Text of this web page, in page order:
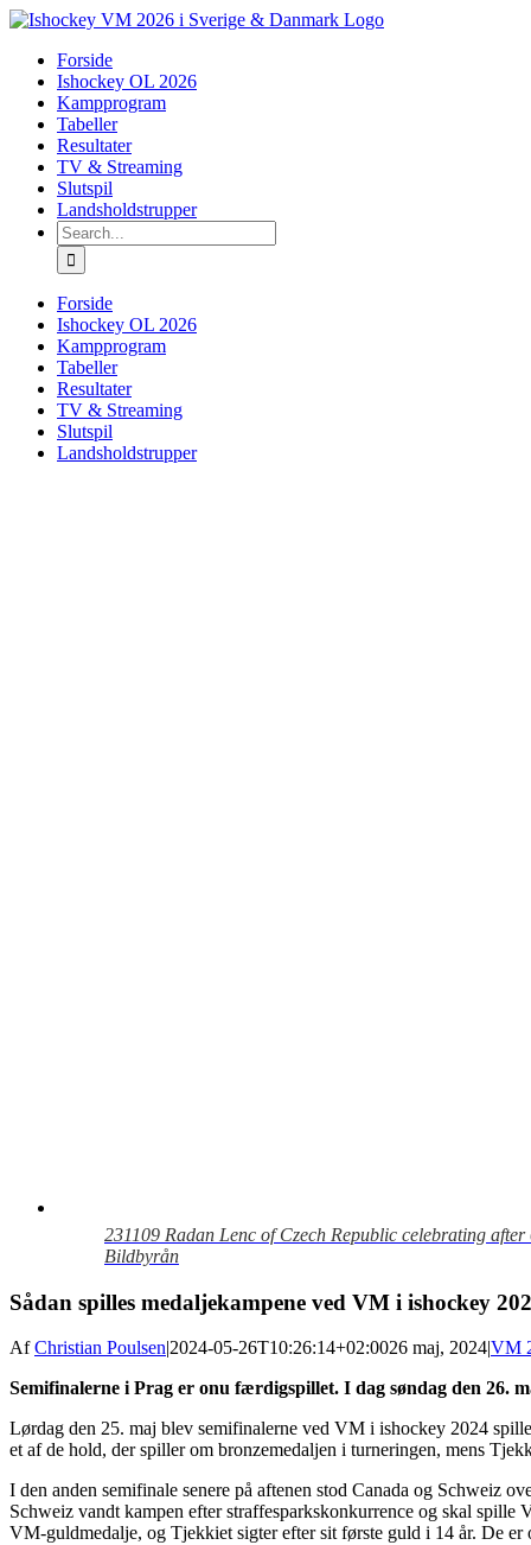
Skip
contentForside
Ishockey OL 2026
Kampprogram
Tabeller
Resultater
TV & Streaming
Slutspil
Landsholdstrupper
Search
for:
Forside
Ishockey OL 2026
Kampprogram
Tabeller
Resultater
TV & Streaming
Slutspil
Landsholdstrupper
231109 Radan Lenc of Czech Republic celebrating
Bildbyrån
Sådan spilles medaljekampene ved VM i ishockey
AfChristian Poulsen|2024-05-26T10:26:14+02:0026 maj, 2024|VM
Semifinalerne i Prag er onu færdigspillet. I dag søndag den 26.
Lørdag den 25. maj blev semifinalerne ved VM i ishockey 2024
et af de hold, der spiller om bronzemedaljen i turneringen, mens
I den anden semifinale senere på aftenen stod Canada og Schweiz
Schweiz vandt kampen efter straffesparkskonkurrence og skal
VM-guldmedalje, og Tjekkiet sigter efter sit første guld i 14 år. De